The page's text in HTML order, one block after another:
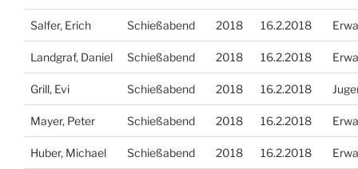
Salfer, Erich Schießabend 2018 16.2.2018
Landgraf, Daniel Schießabend 2018 16.2.2018
Grill, Evi Schießabend 2018 16.2.2018
Mayer, Peter Schießabend 2018 16.2.2018
Huber, Michael Schießabend 2018 16.2.2018